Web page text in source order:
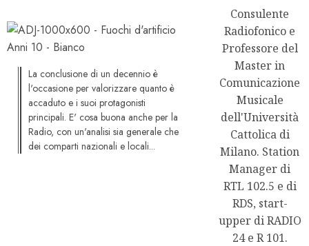
La conclusione di un decennio è
l'occasione per valorizzare quanto è
accaduto e i suoi protagonisti
principali. E' cosa buona anche per la
Radio, con un'analisi sia generale che
dei comparti nazionali e locali...
Consulente
Radiofonico e
Professore del
Master in
Comunicazione
Musicale
dell'Università
Cattolica di
Milano. Station
Manager di
RTL 102.5 e di
RDS, start-
upper di RADIO
24 e R 101.